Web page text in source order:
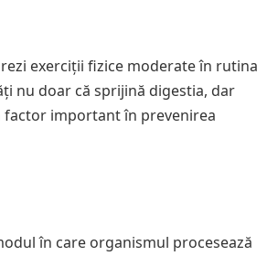
exerciții fizice moderate în rutina
nu doar că sprijină digestia, dar
important în prevenirea
în care organismul procesează